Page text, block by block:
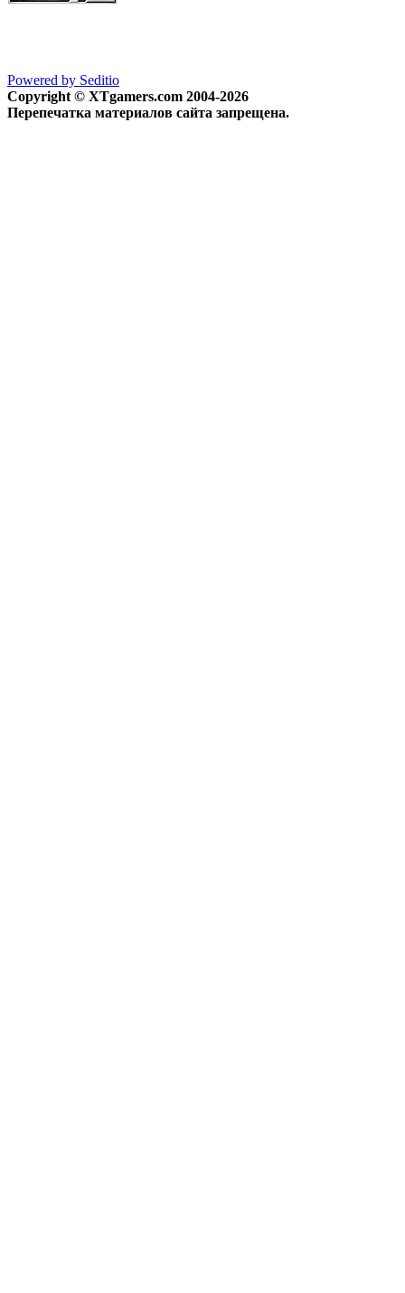
Powered by Seditio
Copyright © XTgamers.com 2004-2026
Перепечатка материалов сайта запрещена.